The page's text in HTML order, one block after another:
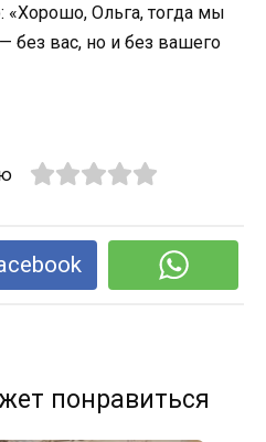
«Хорошо, Ольга, тогда мы
без вас, но и без вашего
понравиться